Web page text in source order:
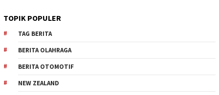
TOPIK POPULER
TAG BERITA
BERITA OLAHRAGA
BERITA OTOMOTIF
NEW ZEALAND